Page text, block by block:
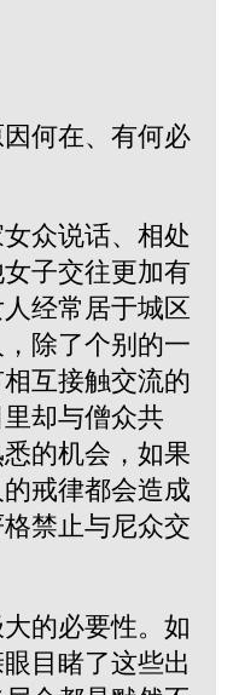
何在、有何必
众说话、相处
子交往更加有
经常居于城区
除了个别的一
互接触交流的
却与僧众共
的机会，如果
戒律都会造成
禁止与尼众交
的必要性。如
目睹了这些出